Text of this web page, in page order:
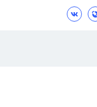
Красота,